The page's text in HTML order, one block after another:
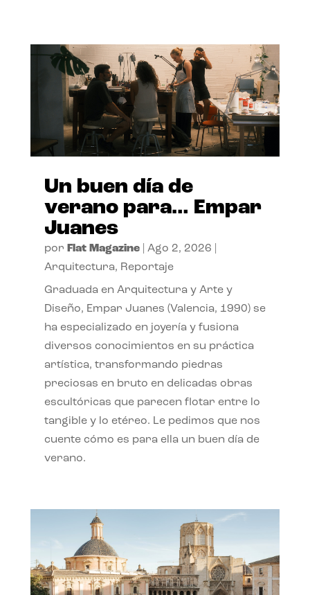
Un buen día de
verano para… Empar
Juanes
por Flat Magazine| Ago 2, 2026
Arquitectura, Reportaje
Graduada en Arquitectura y Arte y
Diseño, Empar Juanes (Valencia, 1990) se
ha especializado en joyería y fusiona
diversos conocimientos en su práctica
artística, transformando piedras
preciosas en bruto en delicadas obras
escultóricas que parecen flotar entre lo
tangible y lo etéreo. Le pedimos que nos
cuente cómo es para ella un buen día de
verano.